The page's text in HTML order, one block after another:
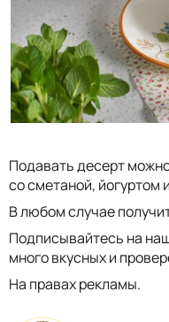
Подавать десерт
со сметаной, йогуртом
В любом случае
Подписывайтесь на
много вкусных и
На правах рекламы.